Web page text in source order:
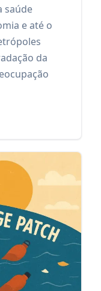
saúde
e até o
da